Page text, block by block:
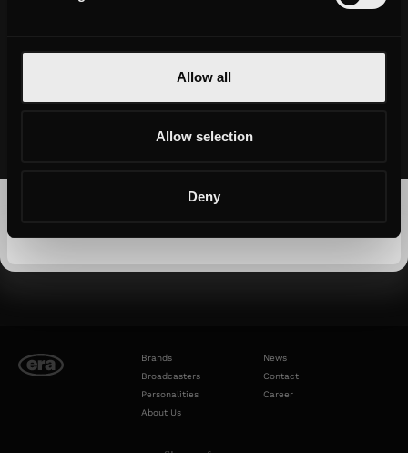
Allow all
Allow selection
Deny
attivano davvero il senso di appartenenza.
diritti digitali, mettendo a confronto prospettive con uno sguardo
pratico e applicabile al mercato dell’influencer marketing e del paid
media sulle piattaforme social.
framework strategico per capire come i brand possano creare
Brands
Broadcasters
Personalities
About Us
News
Contact
Career